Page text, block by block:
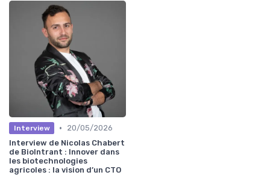
Interview •
20/05/2026
Interview de Nicolas Chabert
de BioIntrant : Innover dans
les biotechnologies
agricoles : la vision d’un CTO